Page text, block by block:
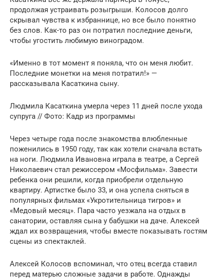
продолжая устраивать розыгрыши. Колосов долго
скрывал чувства к избраннице, но все было понятно
без слов. Как-то раз он потратил последние деньги,
чтобы угостить любимую виноградом.
«Именно в тот момент я поняла, что он меня любит.
Последние монетки на меня потратил!» —
рассказывала Касаткина сыну.
Людмила Касаткина умерла через 11 дней после ухода
супруга // Фото: Кадр из программы
Через четыре года после знакомства влюбленные
поженились в 1950 году, так как хотели сначала встать
на ноги. Людмила Ивановна играла в театре, а Сергeй
Николаевич стал режиссером «Мосфильма». Завести
ребенка они решили, когда приобрели отдельную
квартиру. Артистке было 33, и она успела сняться в
популярных фильмах «Укротительница тигров» и
«Медовый месяц». Пара часто уезжала на отдых в
санатории, оставляя сына у бабушки на даче. Алексей
ждал их возвращения, чтобы вместе показывать гостям
сцены из спектаклей.
Алексей Колосов вспоминал, что отец всегда ставил
перед матерью сложные задачи в работе. Однажды